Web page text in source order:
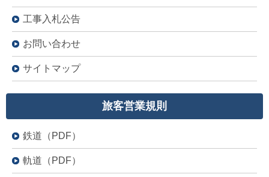
工事入札公告
お問い合わせ
サイトマップ
旅客営業規則
鉄道（PDF）
軌道（PDF）